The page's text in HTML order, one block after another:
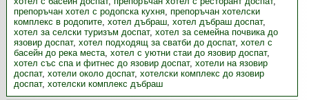
препоръчан хотел с родопска кухня, препоръчан хотелски
комплекс в родопите, хотел дъбраш, хотел дъбраш доспат,
хотел за селски туризъм доспат, хотел за семейна почвика до
язовир доспат, хотел подходящ за сватби до доспат, хотел с
басейн до река места, хотел с уютни стаи до язовир доспат,
хотел със спа и фитнес до язовир доспат, хотели на язовир
доспат, хотели около доспат, хотелски комплекс до язовир
доспат, хотелски комплекс дъбраш